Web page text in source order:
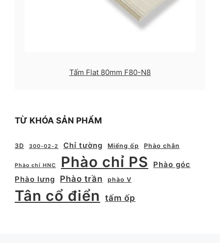
Tấm Flat 80mm F80-N8
TỪ KHÓA SẢN PHẨM
3D 300-02-2 Chỉ tường Miếng ốp Phào chân
Phào chỉ HNC Phào chỉ PS
Phào góc
Phào lưng
Phào trần phào V
Tân cổ điển tấm ốp